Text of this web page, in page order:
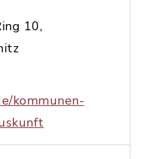
10,
kommunen-